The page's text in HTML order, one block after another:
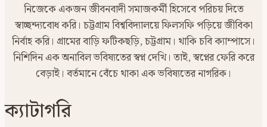
নিজেকে একজন জীবনবাদী সমাজকর্মী হিসেবে পরিচয় দিতে
স্বাচ্ছন্দ্যবোধ করি। চট্টগ্রাম বিশ্ববিদ্যালয়ে ফিলসফি পড়িয়ে জীবিকা
নির্বাহ করি। গ্রামের বাড়ি ফটিকছড়ি, চট্টগ্রাম। থাকি চবি ক্যাম্পাসে।
নিশিদিন এক অনাবিল ভবিষ্যতের স্বপ্ন দেখি। তাই, স্বপ্নের ফেরি করে
বেড়াই। বর্তমানে বেঁচে থাকা এক ভবিষ্যতের নাগরিক।
ক্যাটাগরি